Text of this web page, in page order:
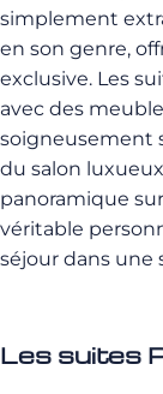
simplement
en son genre,
exclusive. Les
avec des
soigneusement
du salon
panoramique
véritable
séjour dans une
Les suites